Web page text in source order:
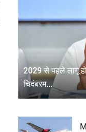
2029 से पहले लागू
चिदंबरम...